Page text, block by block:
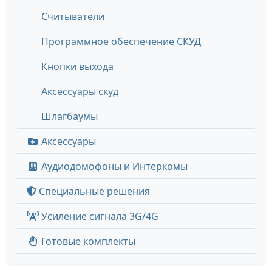
Считыватели
Программное обеспечение СКУД
Кнопки выхода
Аксессуары скуд
Шлагбаумы
Аксессуары
Аудиодомофоны и Интеркомы
Специальные решения
Усиление сигнала 3G/4G
Готовые комплекты